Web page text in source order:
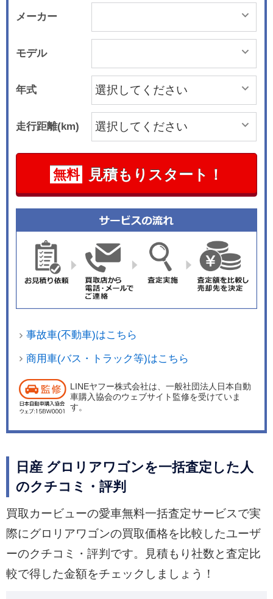
メーカー
モデル
年式
走行距離(km)
無料 見積もりスタート！
事故車(不動車)はこちら
商用車(バス・トラック等)はこちら
LINEヤフー株式会社は、一般社団法人日本自動
車購入協会のウェブサイト監修を受けていま
す。
日産 グロリアワゴンを一括査定した人
のクチコミ・評判
買取カービューの愛車無料一括査定サービスで実
際にグロリアワゴンの買取価格を比較したユーザ
ーのクチコミ・評判です。見積もり社数と査定比
較で得した金額をチェックしましょう！